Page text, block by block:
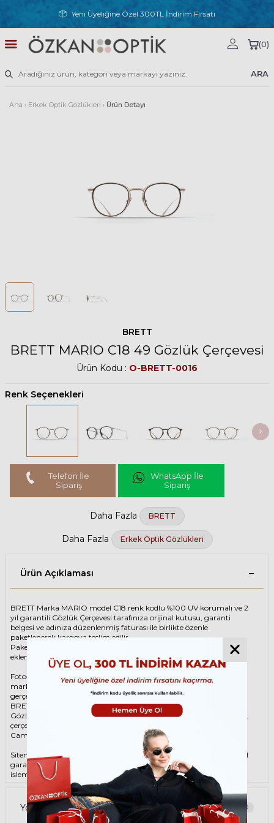
Yeni Üyeliğine Özel 300TL İndirim Fırsatı
ARA
(0)
Ana › Erkek Optik Gözlükleri › Ürün Detayı
BRETT
BRETT MARIO C18 49 Gözlük Çerçevesi
Ürün Kodu : O-BRETT-0016
Renk Seçenekleri
Telefon İle
Sipariş
WhatsApp İle
Sipariş
Daha Fazla BRETT
Daha Fazla Erkek Optik Gözlükleri
Ürün Açıklaması
BRETT Marka MARIO model C18 renk kodlu %100 UV korumalı ve 2
yıl garantili Gözlük Çerçevesi tarafınıza orijinal kutusu, garanti
belgesi ve adınıza düzenlenmiş faturası ile birlikte özenle
paketlenerek kargoya teslim edilir.
Paketinize ek olarak silme bezi ve temizleme spreyi ücretsiz olarak
eklenmektedir.
Fotoğraftaki Gözlük Çerçevesi kutusu gösterim amaçlı olup
markanın orijinal alternatiflerinden gönderim
gerçekleştirilebilmektedir.
BRETT Unisex Rose Gold Gözlük ÇerçevesiBRETT MARIO C18 49
Gözlük Çerçevesi çerçeve şekli Oval, hammaddesi Asetat-Titanyum,
çerçeve rengi Rose Gold renktir.
Camlar %100 korumalı renkli camların materyali ‘dir.
Sitemizden alacağınız BRETT Gözlük Çerçevesi %100 orijinal ve 2 yıl
garantilidir. Garanti kapsamındaki tüm parça değişim ve tamir
işlemlerini
ÖZKAN OPTİK
mağazalarından ücretsiz olarak destek
Garanti kapsamı dışındaki tüm parça değişim ve tamir işlemleri için
parça ücreti karşılığında ömür boyu Özkan Optik mağazalarından
Yorumlar 0